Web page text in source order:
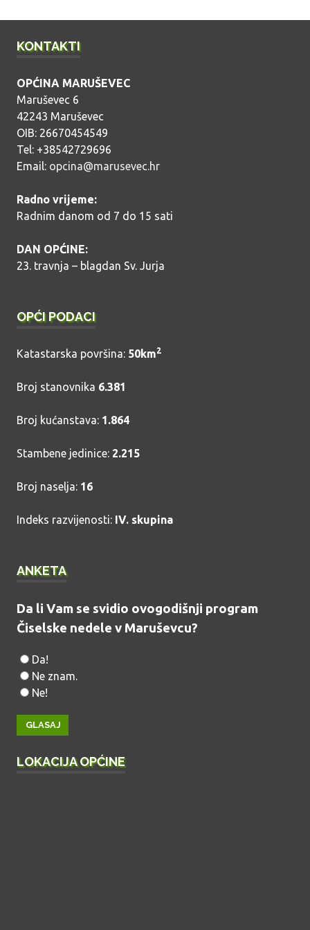
KONTAKTI
OPĆINA MARUŠEVEC
Maruševec 6
42243 Maruševec
OIB: 26670454549
Tel: +38542729696
Email: opcina@marusevec.hr
Radno vrijeme:
Radnim danom od 7 do 15 sati
DAN OPĆINE:
23. travnja – blagdan Sv. Jurja
OPĆI PODACI
Katastarska površina: 50km2
Broj stanovnika 6.381
Broj kućanstava: 1.864
Stambene jedinice: 2.215
Broj naselja: 16
Indeks razvijenosti: IV. skupina
ANKETA
Da li Vam se svidio ovogodišnji program
Čiselske nedele v Maruševcu?
Da!
Ne znam.
Ne!
LOKACIJA OPĆINE